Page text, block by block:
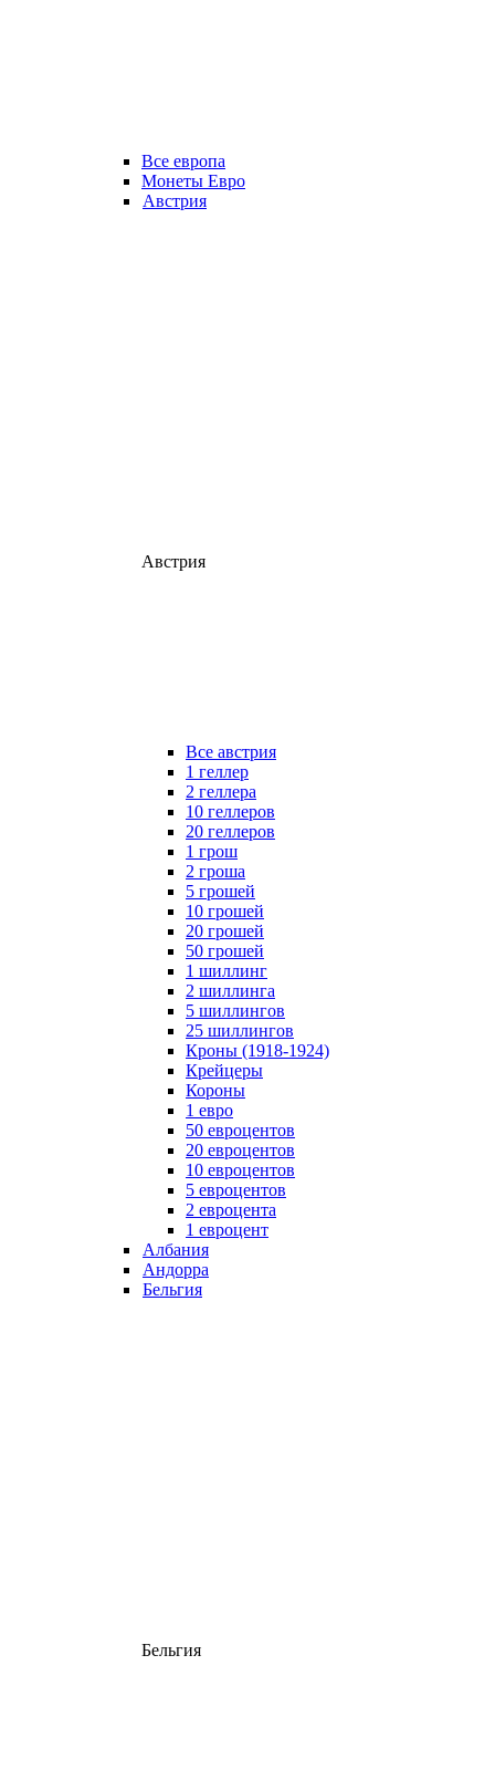
Все европа
Монеты Евро
Австрия
Австрия
Все австрия
1 геллер
2 геллера
10 геллеров
20 геллеров
1 грош
2 гроша
5 грошей
10 грошей
20 грошей
50 грошей
1 шиллинг
2 шиллинга
5 шиллингов
25 шиллингов
Кроны (1918-1924)
Крейцеры
Короны
1 евро
50 евроцентов
20 евроцентов
10 евроцентов
5 евроцентов
2 евроцента
1 евроцент
Албания
Андорра
Бельгия
Бельгия